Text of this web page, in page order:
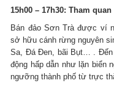
15h00 – 17h30: Tham
Bán đảo Sơn Trà được ví
sở hữu cánh rừng nguyên
Sa, Đá Đen, bãi Bụt… . Đến
động hấp dẫn như lặn biển
ngưỡng thành phố từ trực